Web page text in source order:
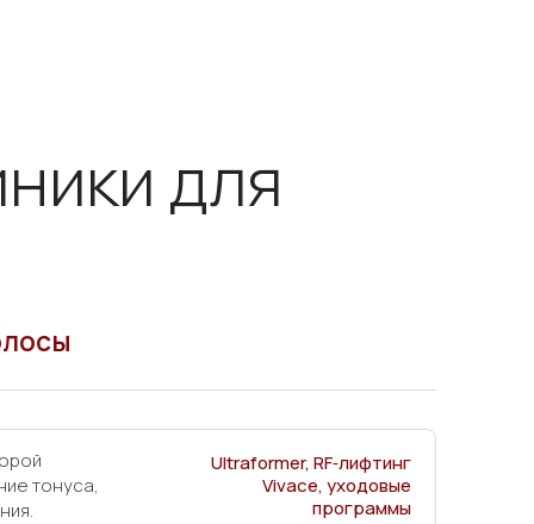
для
тонуса,
Ultraformer, RF‑лифтинг
Vivace, уходовые
программы